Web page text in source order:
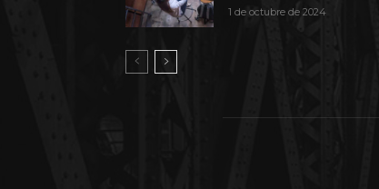
1 de octubre de 2024